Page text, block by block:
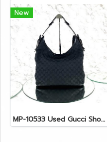
New
MP-10533 Used Gucci Shoulder Bag GG Black Canvas Shw